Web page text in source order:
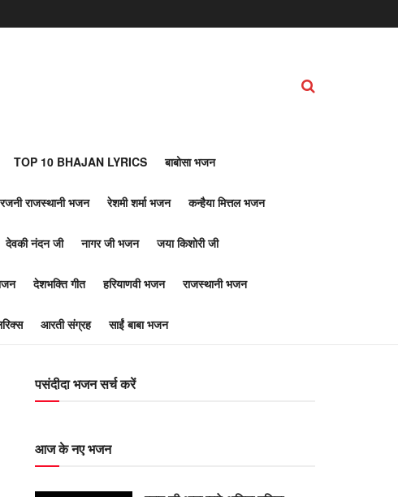
TOP 10 BHAJAN LYRICS बाबोसा भजन
रजनी राजस्थानी भजन रेशमी शर्मा भजन कन्हैया मित्तल भजन
देवकी नंदन जी नागर जी भजन जया किशोरी जी
देशभक्ति गीत हरियाणवी भजन राजस्थानी भजन
आरती संग्रह साईं बाबा भजन
पसंदीदा भजन सर्च करें
आज के नए भजन